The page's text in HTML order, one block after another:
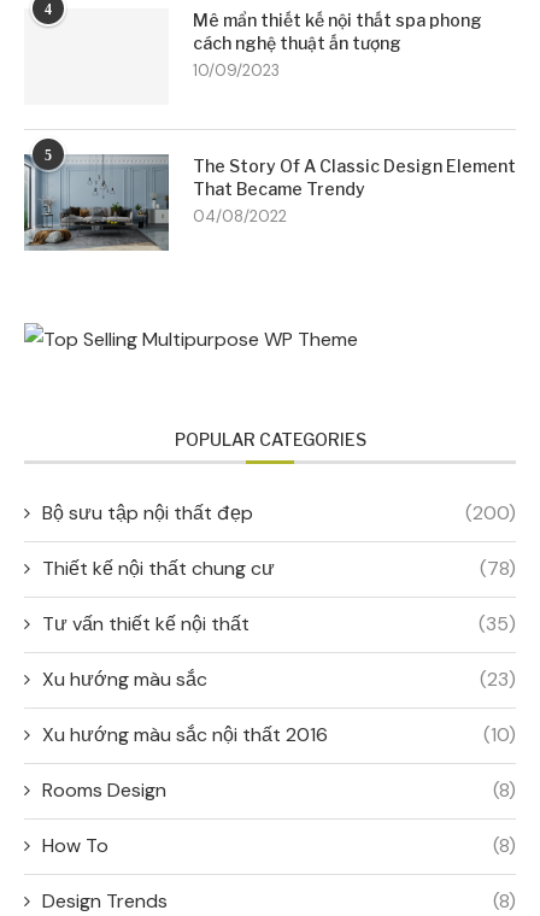
4
Mê mẩn thiết kế nội thất spa phong
cách nghệ thuật ấn tượng
10/09/2023
5
The Story Of A Classic Design Element
That Became Trendy
04/08/2022
POPULAR CATEGORIES
Bộ sưu tập nội thất đẹp (200)
Thiết kế nội thất chung cư (78)
Tư vấn thiết kế nội thất (35)
Xu hướng màu sắc (23)
Xu hướng màu sắc nội thất 2016 (10)
Rooms Design (8)
How To (8)
Design Trends (8)